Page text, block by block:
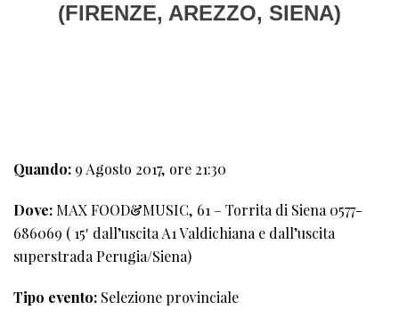
(FIRENZE, AREZZO, SIENA)
Quando: 9 Agosto 2017, ore 21:30
Dove: MAX FOOD&MUSIC, 61 – Torrita di Siena 0577-
686069 ( 15′ dall’uscita A1 Valdichiana e dall’uscita
superstrada Perugia/Siena)
Tipo evento: Selezione provinciale